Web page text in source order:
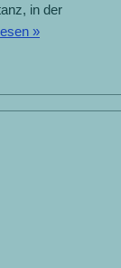
in der
»